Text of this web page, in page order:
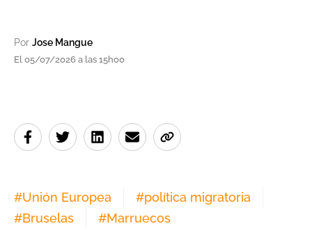
Por Jose Mangue
El 05/07/2026 a las 15h00
#Unión Europea #política migratoria
#Bruselas #Marruecos